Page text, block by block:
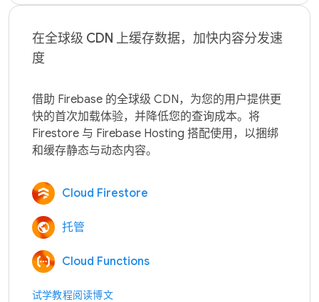
在全球级 CDN 上缓存数据，加快内容分发速
度
借助 Firebase 的全球级 CDN，为您的用户提供更
快的首次加载体验，并降低您的查询成本。将
Firestore 与 Firebase Hosting 搭配使用，以捆绑
Cloud Firestore
托管
Cloud Functions
试学教程阅读博文